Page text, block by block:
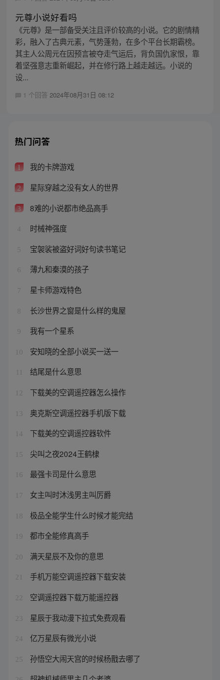
元尊小说好看吗
《元尊》是一部备受关注且评价较高的小说。它的剧情精
彩，融入了古典元素，气势蓬勃，在多个平台长期霸榜。
其主人公周元在因预言被夺走气运后，背负国仇家恨，靠
着坚强意志重新崛起，并在修行路上越走越远。小说的
设...
1 个回答 2024年08月31日 08:12
热门问答
1 我的卡牌游戏
2 星际穿越之没有女人的世界
3 8难的小说都市绝品高手
4 时械神强度
5 宝袈裟被盗好词好句读书笔记
6 薄九和秦漠的孩子
7 星卡师游戏特色
8 长沙世界之窗是什么样的鬼屋
9 我有一个星系
10 安知晓的全部小说买一送一
结尾是什么意思
12 下载美的空调遥控器怎么操作
13 奥克斯空调遥控器手机版下载
14 下载美的空调遥控器软件
15 尖叫之夜2024王鹤棣
16 最强卡司是什么意思
17 女主叫时沐浅男主叫厉爵
18 极品全能学生什么时候才能完结
19 都市全能修真高手
20 满天星辰不及你的意思
21 手机万能空调遥控器下载安装
22 空调遥控器下载万能遥控器
23 星辰于我动漫下拉式免费观看
24 亿万星辰有微光小说
25 孙悟空大闹天宫的时候杨戬去哪了